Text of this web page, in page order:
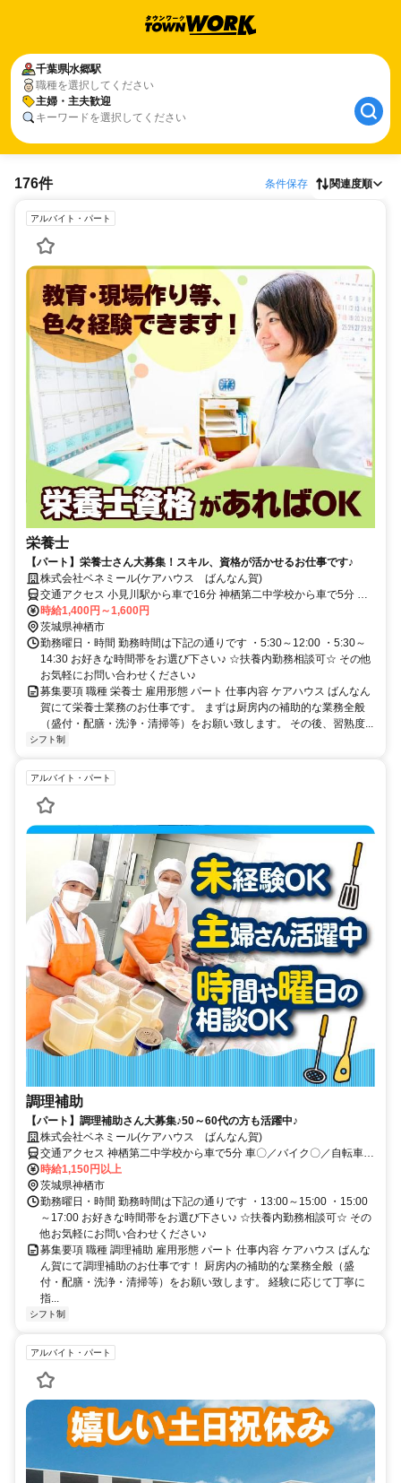
千葉県水郷駅
職種を選択してください
主婦・主夫歓迎
キーワードを選択してください
176件 条件保存 関連度順
アルバイト・パート
栄養士
【パート】栄養士さん大募集！スキル、資格が活かせるお仕事です♪
株式会社ベネミール(ケアハウス ばんなん賀)
交通アクセス 小見川駅から車で16分 神栖第二中学校から車で5分 車
〇／バイク〇／自転車〇／公共交通機関〇
時給1,400円～1,600円
茨城県神栖市
勤務曜日・時間 勤務時間は下記の通りです ・5:30～12:00 ・5:30～
14:30 お好きな時間帯をお選び下さい♪ ☆扶養内勤務相談可☆ その他
お気軽にお問い合わせください♪
募集要項 職種 栄養士 雇用形態 パート 仕事内容 ケアハウス ばんなん
賀にて栄養士業務のお仕事です。 まずは厨房内の補助的な業務全般
（盛付・配膳・洗浄・清掃等）をお願い致します。 その後、習熟度...
シフト制
アルバイト・パート
調理補助
【パート】調理補助さん大募集♪50～60代の方も活躍中♪
株式会社ベネミール(ケアハウス ばんなん賀)
交通アクセス 神栖第二中学校から車で5分 車〇／バイク〇／自転車〇
／公共交通機関〇
時給1,150円以上
茨城県神栖市
勤務曜日・時間 勤務時間は下記の通りです ・13:00～15:00 ・15:00
～17:00 お好きな時間帯をお選び下さい♪ ☆扶養内勤務相談可☆ その
他お気軽にお問い合わせください♪
募集要項 職種 調理補助 雇用形態 パート 仕事内容 ケアハウス ばんな
ん賀にて調理補助のお仕事です！ 厨房内の補助的な業務全般（盛
付・配膳・洗浄・清掃等）をお願い致します。 経験に応じて丁寧に
指...
シフト制
アルバイト・パート